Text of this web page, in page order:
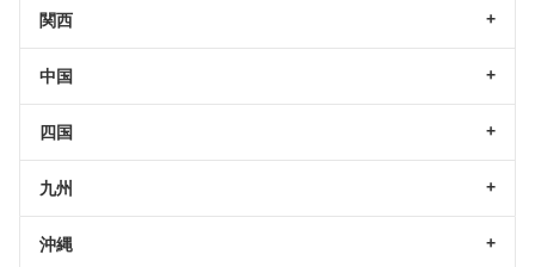
関西
中国
四国
九州
沖縄